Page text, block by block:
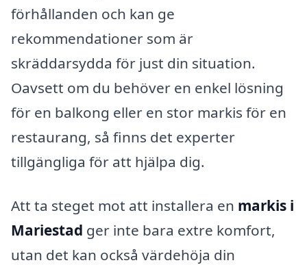
förhållanden och kan ge
rekommendationer som är
skräddarsydda för just din situation.
Oavsett om du behöver en enkel lösning
för en balkong eller en stor markis för en
restaurang, så finns det experter
tillgängliga för att hjälpa dig.
Att ta steget mot att installera en markis i
Mariestad ger inte bara extre komfort,
utan det kan också värdehöja din